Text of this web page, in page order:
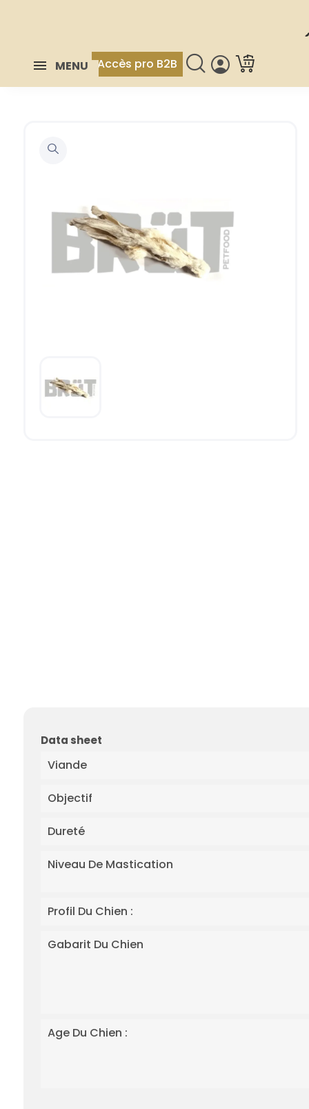
MENU Accès pro B2B
Data sheet
Viande
Objectif
Dureté
Niveau De Mastication
Profil Du Chien :
Gabarit Du Chien
Age Du Chien :